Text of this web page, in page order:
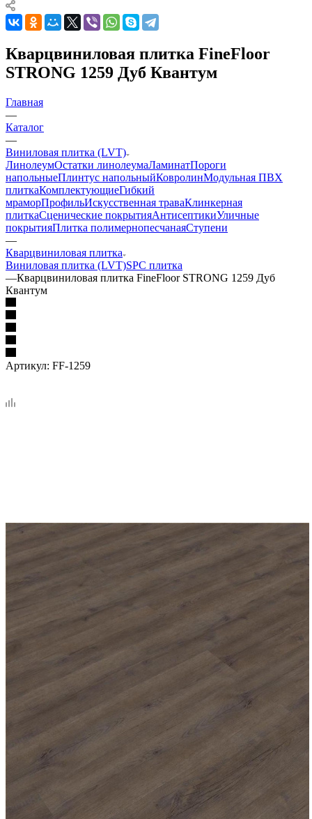
Кварцвиниловая плитка FineFloor
STRONG 1259 Дуб Квантум
Главная
—
Каталог
—
Виниловая плитка (LVT)
ЛинолеумОстатки линолеумаЛаминатПороги
напольныеПлинтус напольныйКовролинМодульная ПВХ
плиткаКомплектующиеГибкий
мраморПрофильИскусственная траваКлинкерная
плиткаСценические покрытияАнтисептикиУличные
покрытияПлитка полимернопесчанаяСтупени
—
Кварцвиниловая плитка
Виниловая плитка (LVT)SPC плитка
—Кварцвиниловая плитка FineFloor STRONG 1259 Дуб
Квантум
Артикул: FF-1259